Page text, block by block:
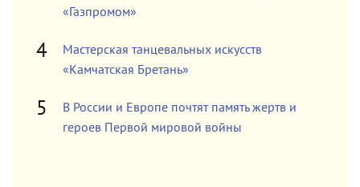
«Газпромом»
Мастерская танцевальных искусств
«Камчатская Бретань»
В России и Европе почтят память жертв и
героев Первой мировой войны